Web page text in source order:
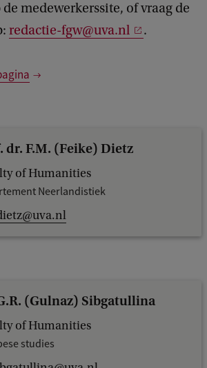
medewerkerssite, of vraag de
redactie-fgw@uva.nl .
dr. F.M. (Feike) Dietz
of Humanities
Neerlandistiek
(Gulnaz) Sibgatullina
of Humanities
studies